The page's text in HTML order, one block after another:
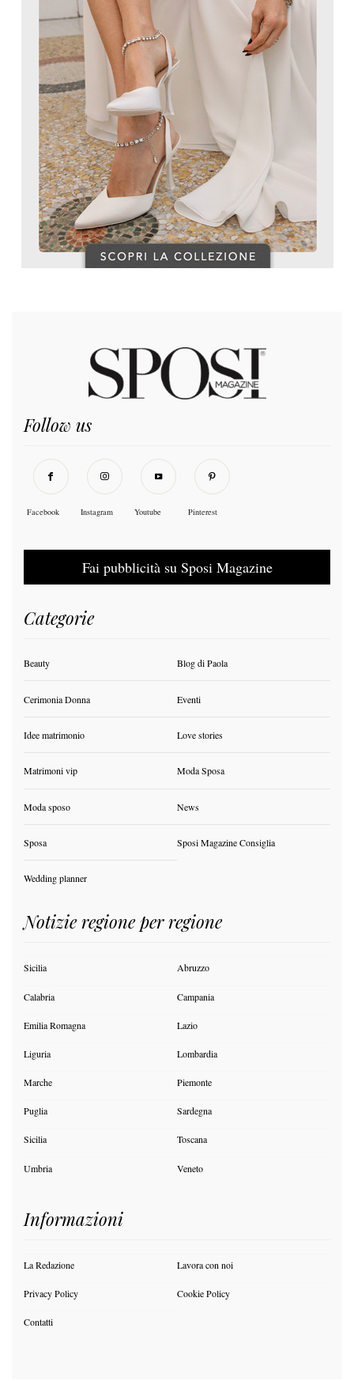
Follow us
Facebook Instagram Youtube Pinterest
Fai pubblicità su Sposi Magazine
Categorie
Beauty Blog di Paola
Cerimonia Donna Eventi
Idee matrimonio Love stories
Matrimoni vip Moda Sposa
Moda sposo News
Sposa Sposi Magazine Consiglia
Wedding planner
Notizie regione per regione
Sicilia Abruzzo
Calabria Campania
Emilia Romagna Lazio
Liguria Lombardia
Marche Piemonte
Puglia Sardegna
Sicilia Toscana
Umbria Veneto
Informazioni
La Redazione Lavora con noi
Privacy Policy Cookie Policy
Contatti